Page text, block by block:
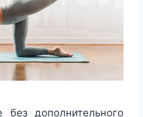
без дополнительного